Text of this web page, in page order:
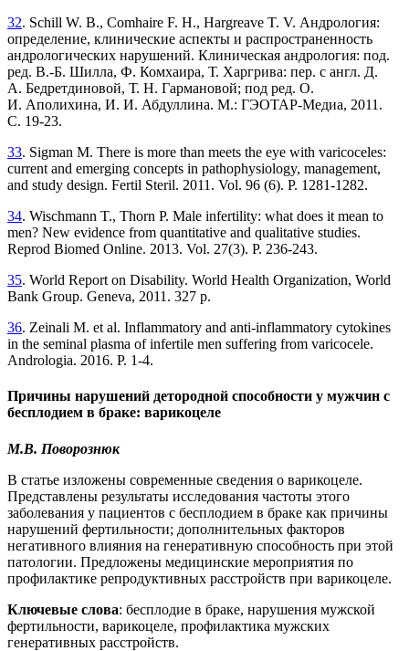
32. Schill W. B., Comhaire F. H., Hargreave T. V. Андрология:
определение, клинические аспекты и распространенность
андрологических нарушений. Клиническая андрология: под.
ред. В.-Б. Шилла, Ф. Комхаира, Т. Харгрива: пер. с англ. Д.
А. Бедретдиновой, Т. Н. Гармановой; под ред. О.
И. Аполихина, И. И. Абдуллина. М.: ГЭОТАР-Медиа, 2011.
С. 19-23.
33. Sigman M. There is more than meets the eye with varicoceles:
current and emerging concepts in pathophysiology, management,
and study design. Fertil Steril. 2011. Vol. 96 (6). P. 1281-1282.
34. Wischmann T., Thorn P. Male infertility: what does it mean to
men? New evidence from quantitative and qualitative studies.
Reprod Biomed Online. 2013. Vol. 27(3). P. 236-243.
35. World Report on Disability. World Health Organization, World
Bank Group. Geneva, 2011. 327 p.
36. Zeinali M. et al. Inflammatory and anti-inflammatory cytokines
in the seminal plasma of infertile men suffering from varicocele.
Andrologia. 2016. P. 1-4.
Причины нарушений детородной способности у мужчин с
бесплодием в браке: варикоцеле
М.В. Поворознюк
В статье изложены современные сведения о варикоцеле.
Представлены результаты исследования частоты этого
заболевания у пациентов с бесплодием в браке как причины
нарушений фертильности; дополнительных факторов
негативного влияния на генеративную способность при этой
патологии. Предложены медицинские мероприятия по
профилактике репродуктивных расстройств при варикоцеле.
Ключевые слова: бесплодие в браке, нарушения мужской
фертильности, варикоцеле, профилактика мужских
генеративных расстройств.